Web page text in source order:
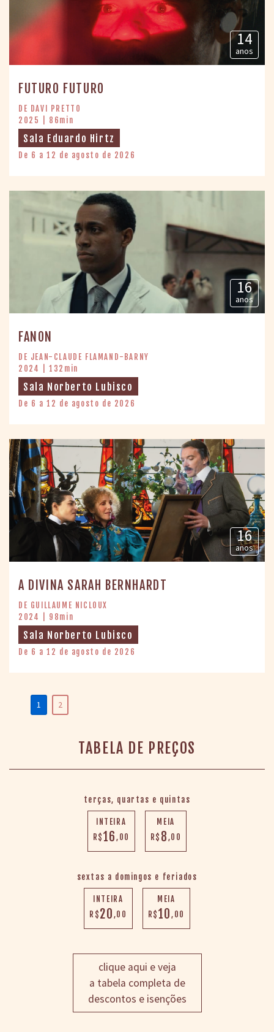
TABELA DE PREÇOS
terças, quartas e quintas
INTEIRA
R$16,00
MEIA
R$ 8,00
sextas a domingos e feriados
INTEIRA
R$20,00
MEIA
R$10,00
clique aqui e veja
a tabela completa de
descontos e isenções
14
anos
FUTURO FUTURO
DE DAVI PRETTO
2025 | 86min
Sala Eduardo Hirtz
De 6 a 12 de agosto de 2026
16
anos
FANON
DE JEAN-CLAUDE FLAMAND-BARNY
2024 | 132min
Sala Norberto Lubisco
De 6 a 12 de agosto de 2026
16
anos
A DIVINA SARAH BERNHARDT
DE GUILLAUME NICLOUX
2024 | 98min
Sala Norberto Lubisco
De 6 a 12 de agosto de 2026
1 2